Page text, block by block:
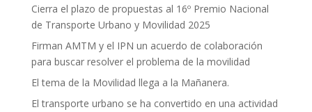
Cierra el plazo de propuestas al 16º Premio Nacional
de Transporte Urbano y Movilidad 2025
Firman AMTM y el IPN un acuerdo de colaboración
para buscar resolver el problema de la movilidad
El tema de la Movilidad llega a la Mañanera.
El transporte urbano se ha convertido en una actividad